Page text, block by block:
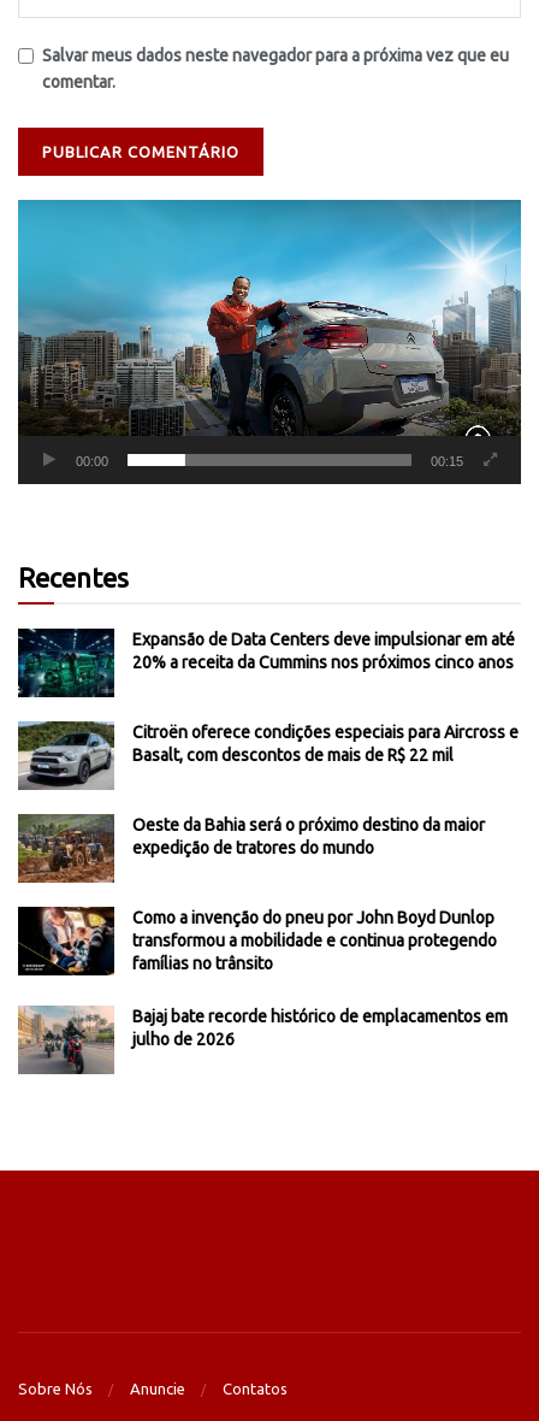
Salvar meus dados neste navegador para a próxima vez que eu
comentar.
00:00 00:15
Recentes
Expansão de Data Centers deve impulsionar em até
20% a receita da Cummins nos próximos cinco anos
Citroën oferece condições especiais para Aircross e
Basalt, com descontos de mais de R$ 22 mil
Oeste da Bahia será o próximo destino da maior
expedição de tratores do mundo
Como a invenção do pneu por John Boyd Dunlop
transformou a mobilidade e continua protegendo
famílias no trânsito
Bajaj bate recorde histórico de emplacamentos em
julho de 2026
Sobre Nós Anuncie Contatos